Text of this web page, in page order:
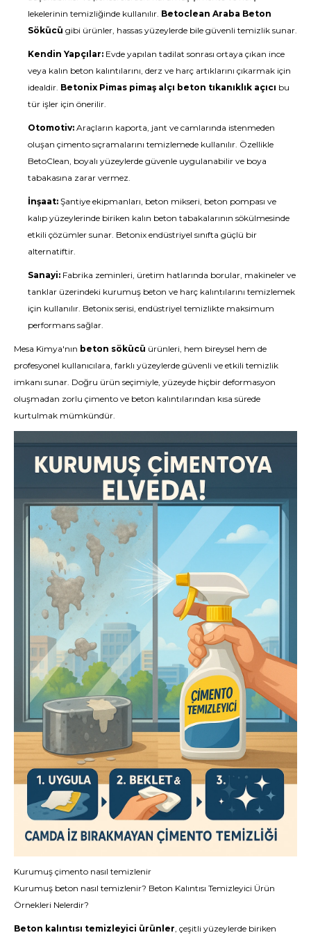
lekelerinin temizliğinde kullanılır. Betoclean Araba Beton
Sökücü gibi ürünler, hassas yüzeylerde bile güvenli temizlik sunar.
Kendin Yapçılar: Evde yapılan tadilat sonrası ortaya çıkan ince
veya kalın beton kalıntılarını, derz ve harç artıklarını çıkarmak için
idealdir. Betonix Pimas pimaş alçı beton tıkanıklık açıcı bu
tür işler için önerilir.
Otomotiv: Araçların kaporta, jant ve camlarında istenmeden
oluşan çimento sıçramalarını temizlemede kullanılır. Özellikle
BetoClean, boyalı yüzeylerde güvenle uygulanabilir ve boya
tabakasına zarar vermez.
İnşaat: Şantiye ekipmanları, beton mikseri, beton pompası ve
kalıp yüzeylerinde biriken kalın beton tabakalarının sökülmesinde
etkili çözümler sunar. Betonix endüstriyel sınıfta güçlü bir
alternatiftir.
Sanayi: Fabrika zeminleri, üretim hatlarında borular, makineler ve
tanklar üzerindeki kurumuş beton ve harç kalıntılarını temizlemek
için kullanılır. Betonix serisi, endüstriyel temizlikte maksimum
performans sağlar.
Mesa Kimya'nın beton sökücü ürünleri, hem bireysel hem de
profesyonel kullanıcılara, farklı yüzeylerde güvenli ve etkili temizlik
imkanı sunar. Doğru ürün seçimiyle, yüzeyde hiçbir deformasyon
oluşmadan zorlu çimento ve beton kalıntılarından kısa sürede
kurtulmak mümkündür.
Kurumuş çimento nasıl temizlenir
Kurumuş beton nasıl temizlenir? Beton Kalıntısı Temizleyici Ürün
Örnekleri Nelerdir?
Beton kalıntısı temizleyici ürünler, çeşitli yüzeylerde biriken